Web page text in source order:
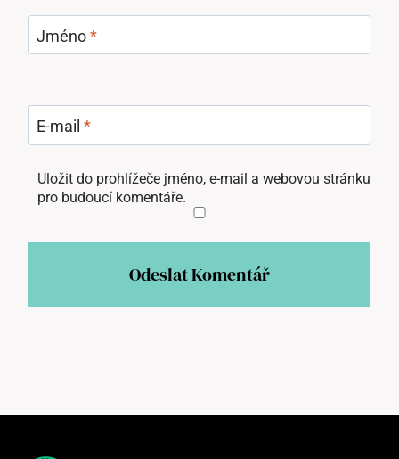
Jméno*
E-mail *
Uložit do prohlížeče jméno, e-mail a webovou stránku
pro budoucí komentáře.